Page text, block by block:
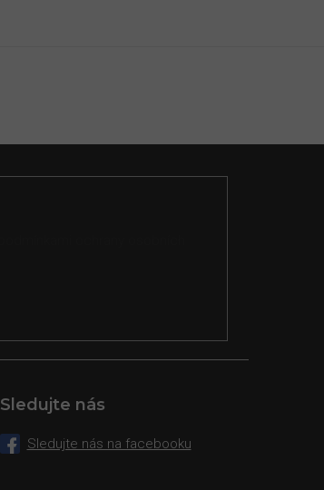
Sledujte nás
Sledujte nás na facebooku